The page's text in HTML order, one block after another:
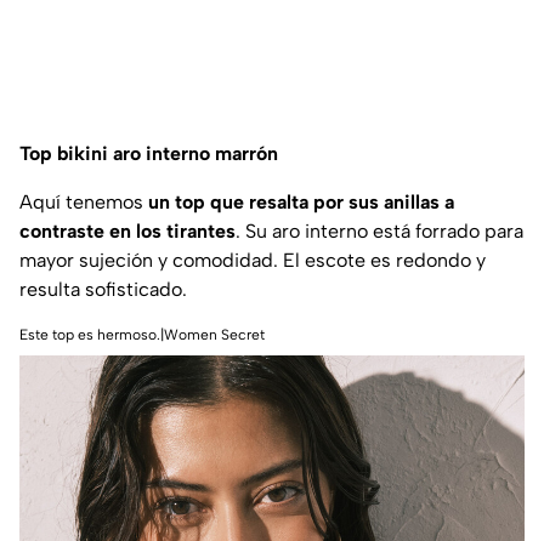
Top bikini aro interno marrón
Aquí tenemos un top que resalta por sus anillas a
contraste en los tirantes. Su aro interno está forrado para
mayor sujeción y comodidad. El escote es redondo y
resulta sofisticado.
Este top es hermoso.|Women Secret